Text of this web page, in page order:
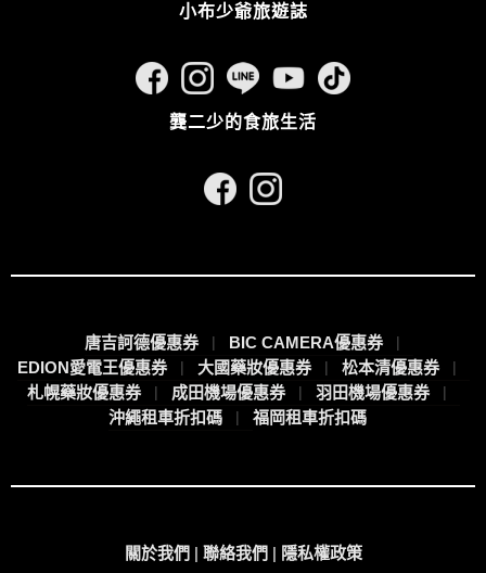
小布少爺旅遊誌
龔二少的食旅生活
唐吉訶德優惠券
BIC CAMERA優惠券
EDION愛電王優惠券
大國藥妝優惠券
松本清優惠券
札幌藥妝優惠券
成田機場優惠券
羽田機場優惠券
沖繩租車折扣碼
福岡租車折扣碼
關於我們 | 聯絡我們 | 隱私權政策